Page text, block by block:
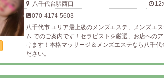
八千代台駅西口
070-4174-5603
八千代市 エリア最上級のメンズエステ、メンズエ
ム でのご案内です！セラピストを厳選、お店への
けます！本格マッサージ＆メンズエステなら八千代
ださい。